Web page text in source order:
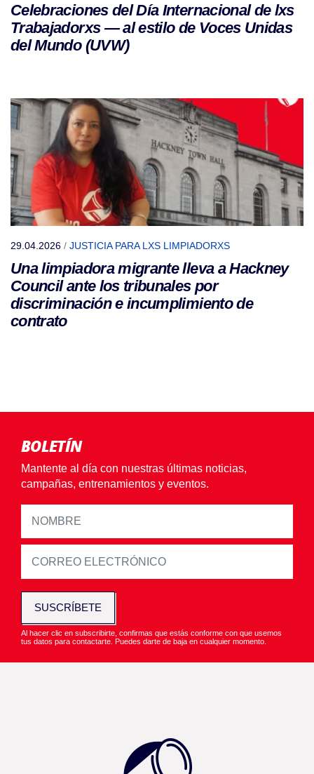
Celebraciones del Día Internacional de lxs
Trabajadorxs — al estilo de Voces Unidas
del Mundo (UVW)
29.04.2026 / JUSTICIA PARA LXS LIMPIADORXS
Una limpiadora migrante lleva a Hackney
Council ante los tribunales por
discriminación e incumplimiento de
contrato
BOLETÍN
Mantente al día con nuestras últimas noticias,
campañas, entrenamientos y eventos.
SUSCRÍBETE
Al hacer clic en subscribirte, confirmas que estás conforme con que usemos
tus datos para contactarte. Puedes darte de baja en cualquier momento.